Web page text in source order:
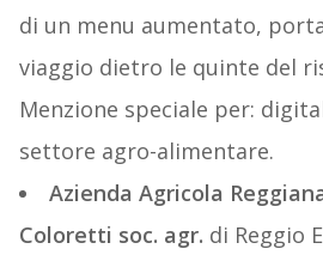
di un menu aumentato,
viaggio dietro le quinte del
Menzione speciale per:
settore agro-alimentare.
Azienda Agricola
Coloretti soc. agr. di Reggio